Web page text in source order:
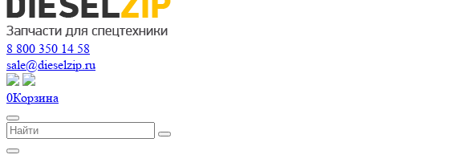
8 800 350 14 58
sale@dieselzip.ru
0Корзина